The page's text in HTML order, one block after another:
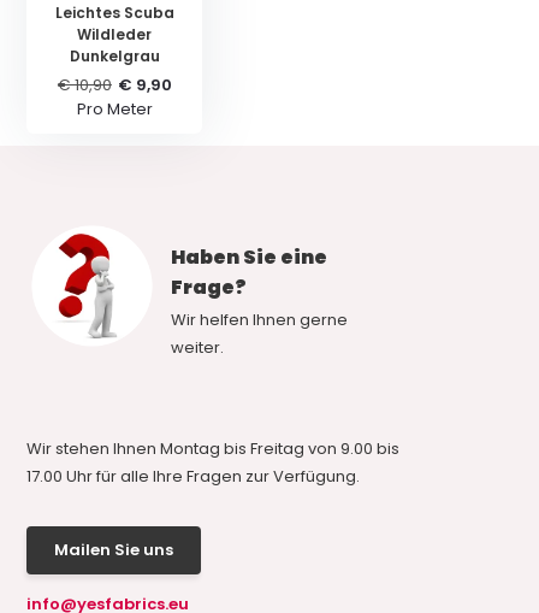
Leichtes Scuba
Wildleder
Dunkelgrau
€ 10,90 € 9,90
Pro Meter
Haben Sie eine
Frage?
Wir helfen Ihnen gerne
weiter.
Wir stehen Ihnen Montag bis Freitag von 9.00 bis
17.00 Uhr für alle Ihre Fragen zur Verfügung.
Mailen Sie uns
info@yesfabrics.eu